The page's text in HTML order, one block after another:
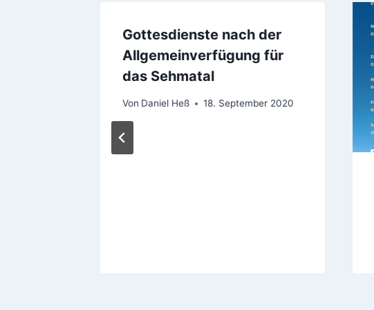
Gottesdienste nach der
Allgemeinverfügung für
das Sehmatal
Von Daniel Heß 18. September 2020